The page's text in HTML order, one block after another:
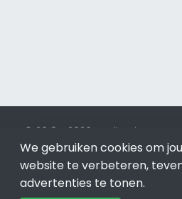
© 2019 - 2026 Realisatie en
Internet. Betaal alleen voor
optimalisatie No Cure No Pay.
Internet.
We gebruiken cookies om
website te verbeteren,
advertenties te tonen.